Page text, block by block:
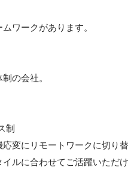
ワークがあります。
の会社。
制
変にリモートワークに切り
ルに合わせてご活躍いただ